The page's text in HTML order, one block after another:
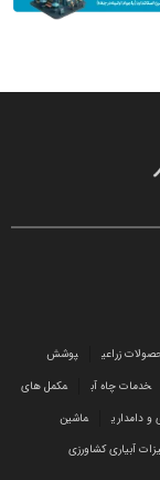
زراعی
پوشش
خدمات چاه آب
مکمل های
و دامداری
ماشین
آبیاری کشاورزی